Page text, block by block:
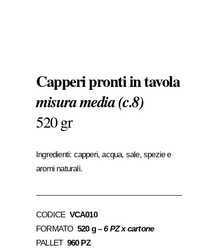
Capperi pronti in tavola
misura media (c.8)
520 gr
Ingredienti: capperi, acqua, sale, spezie e
aromi naturali.
CODICE VCA010
FORMATO 520 g –6 PZ x cartone
PALLET960 PZ